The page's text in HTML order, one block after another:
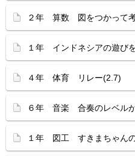
２年 算数 図をつかって
１年 インドネシアの遊び
４年 体育 リレー(2.7)
６年 音楽 合奏のレベル
１年 図工 すきまちゃん